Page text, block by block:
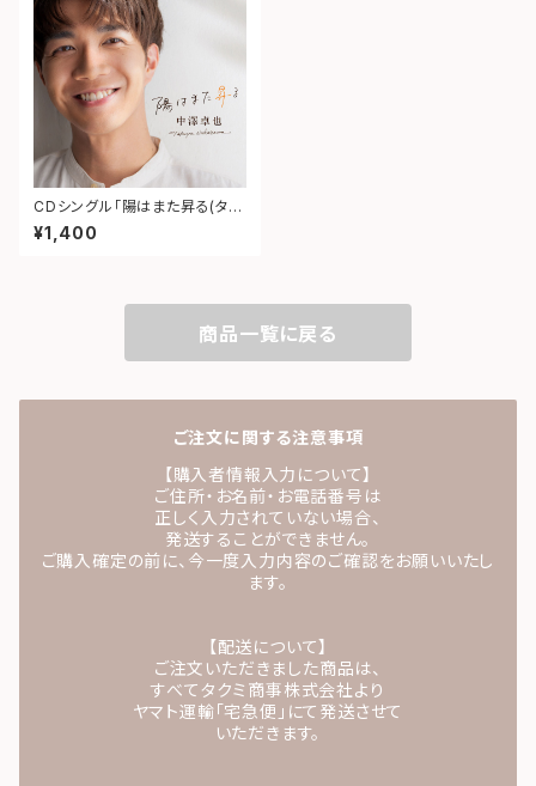
CDシングル「陽はまた昇る(タイ
プＢ) c/w：Love Letter～弾き
語りVer.～」
¥1,400
商品一覧に戻る
ご注文に関する注意事項
【購入者情報入力について】
ご住所・お名前・お電話番号は
正しく入力されていない場合、
発送することができません。
ご購入確定の前に、今一度入力内容のご確認をお願いいたし
ます。
【配送について】
ご注文いただきました商品は、
すべてタクミ商事株式会社より
ヤマト運輸「宅急便」にて発送させて
いただきます。